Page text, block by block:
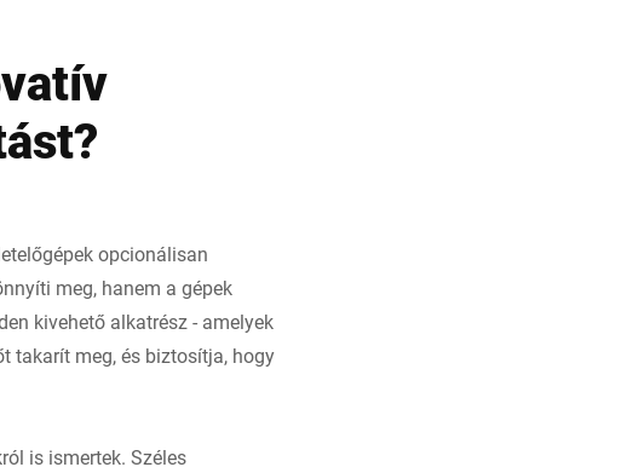
opcionálisan
meg, hanem a gépek
kivehető alkatrész - amelyek
takarít meg, és biztosítja, hogy
is ismertek. Széles